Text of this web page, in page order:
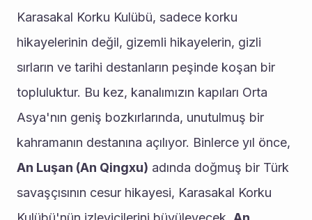
Karasakal Korku Kulübü, sadece korku
hikayelerinin değil, gizemli hikayelerin, gizli
sırların ve tarihi destanların peşinde koşan bir
topluluktur. Bu kez, kanalımızın kapıları Orta
Asya'nın geniş bozkırlarında, unutulmuş bir
An Luşan (An Qingxu) adında doğmuş bir Türk
savaşçısının cesur hikayesi, Karasakal Korku